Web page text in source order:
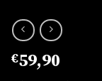
€59,90